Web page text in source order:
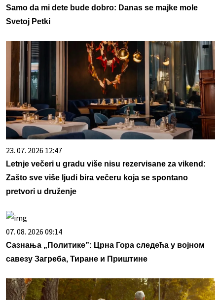
Samo da mi dete bude dobro: Danas se majke mole
Svetoj Petki
23. 07. 2026 12:47
Letnje večeri u gradu više nisu rezervisane za vikend:
Zašto sve više ljudi bira večeru koja se spontano
pretvori u druženje
07. 08. 2026 09:14
Сазнања „Политике”: Црна Гора следећа у војном
савезу Загреба, Тиране и Приштине